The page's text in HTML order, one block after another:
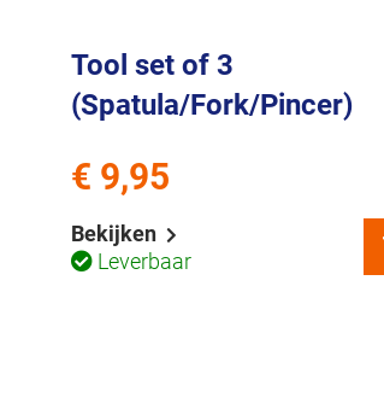
Tool set of 3
(Spatula/Fork/Pincer)
Bekijken
Leverbaar
€ 9,95